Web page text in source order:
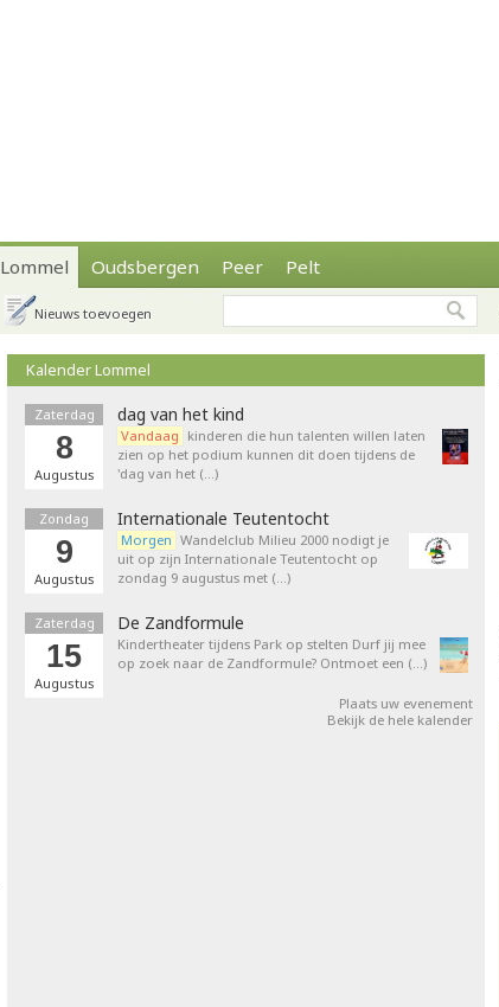
Lommel Oudsbergen Peer Pelt
Nieuws toevoegen
Kalender Lommel
Zaterdag
8
Augustus
dag van het kind
Vandaag kinderen die hun talenten willen laten
zien op het podium kunnen dit doen tijdens de
'dag van het (…)
Zondag
9
Augustus
Internationale Teutentocht
Morgen Wandelclub Milieu 2000 nodigt je
uit op zijn Internationale Teutentocht op
zondag 9 augustus met (…)
Zaterdag
15
Augustus
De Zandformule
Kindertheater tijdens Park op stelten Durf jij mee
op zoek naar de Zandformule? Ontmoet een (…)
Plaats uw evenement
Bekijk de hele kalender